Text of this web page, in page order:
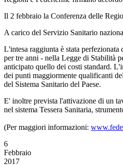
Il 2 febbraio la Conferenza delle
A carico del Servizio Sanitario
L'intesa raggiunta è stata
per tre anni - nella Legge di Stabilità
anticipato quello dei costi standard.
dei punti maggiormente qualificanti
del Sistema Sanitario del Paese.
E' inoltre prevista l'attivazione di un
nel sistema Tessera Sanitaria,
(Per maggiori informazioni:
6
Febbraio
2017